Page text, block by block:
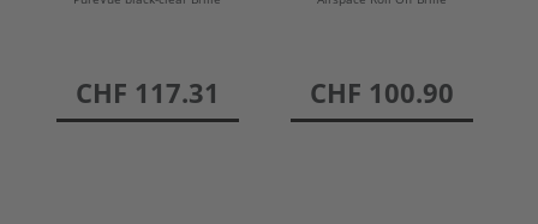
preis
CHF 117.31 preis
CHF 100.90